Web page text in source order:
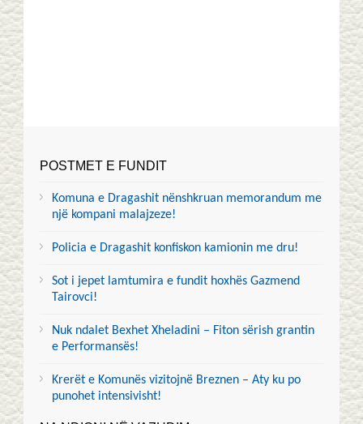
POSTMET E FUNDIT
Komuna e Dragashit nënshkruan memorandum me
një kompani malajzeze!
Policia e Dragashit konfiskon kamionin me dru!
Sot i jepet lamtumira e fundit hoxhës Gazmend
Tairovci!
Nuk ndalet Bexhet Xheladini – Fiton sërish grantin
e Performansës!
Krerët e Komunës vizitojnë Breznen – Aty ku po
punohet intensivisht!